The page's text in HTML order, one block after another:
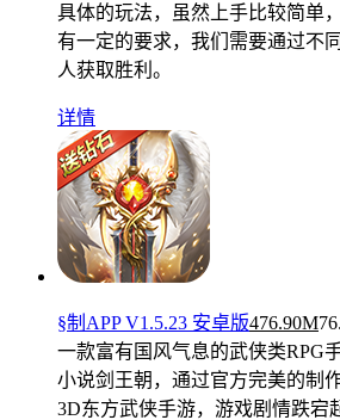
具体的玩法，虽然上手比较简单
有一定的要求，我们需要通过不
人获取胜利。
详情
§制APP V1.5.23 安卓版476.90M
一款富有国风气息的武侠类RPG
小说剑王朝，通过官方完美的制
3D东方武侠手游，游戏剧情跌宕